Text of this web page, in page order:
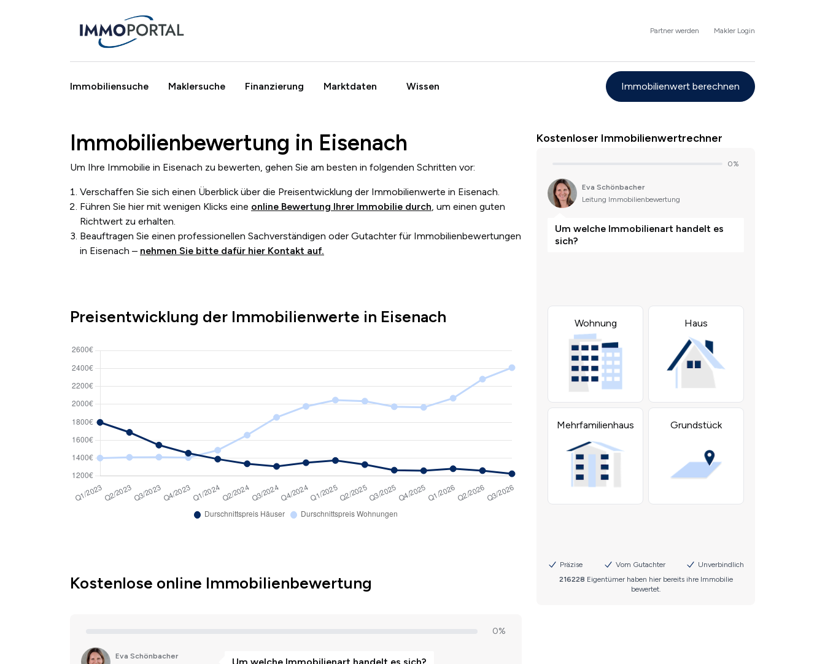
Partner werden Makler Login
Immobiliensuche Maklersuche Finanzierung Marktdaten Wissen Immobilienwert berechnen
Breadcrumb
Immobilienbewertung in Eisenach
Um Ihre Immobilie in Eisenach zu bewerten, gehen Sie am besten in folgenden Schritten vor:
Verschaffen Sie sich einen Überblick über die Preisentwicklung der Immobilienwerte in Eisenach
Führen Sie hier mit wenigen Klicks eine online Bewertung Ihrer Immobilie durch , um einen guten
Richtwert zu erhalten.
Beauftragen Sie einen professionellen Sachverständigen oder Gutachter für Immobilienbewertungen
in Eisenach – nehmen Sie bitte dafür hier Kontakt auf.
Preisentwicklung der Immobilienwerte in Eisenach
Kostenlose online Immobilienbewertung
Kostenloser Immobilienwertrechner